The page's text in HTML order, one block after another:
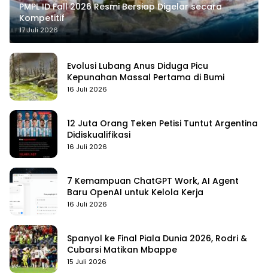
PMPL ID Fall 2026 Resmi Bersiap Digelar secara
Kompetitif
17 Juli 2026
Evolusi Lubang Anus Diduga Picu
Kepunahan Massal Pertama di Bumi
16 Juli 2026
12 Juta Orang Teken Petisi Tuntut Argentina
Didiskualifikasi
16 Juli 2026
7 Kemampuan ChatGPT Work, AI Agent
Baru OpenAI untuk Kelola Kerja
16 Juli 2026
Spanyol ke Final Piala Dunia 2026, Rodri &
Cubarsi Matikan Mbappe
15 Juli 2026